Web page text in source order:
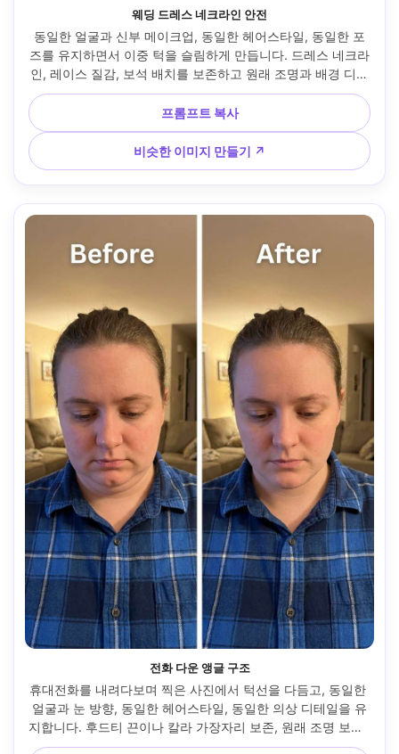
웨딩 드레스 네크라인 안전
동일한 얼굴과 신부 메이크업, 동일한 헤어스타일, 동일한 포
즈를 유지하면서 이중 턱을 슬림하게 만듭니다. 드레스 네크라
인, 레이스 질감, 보석 배치를 보존하고 원래 조명과 배경 디테
일을 보존 --ar 4:5
프롬프트 복사
비슷한 이미지 만들기 ↗
전화 다운 앵글 구조
휴대전화를 내려다보며 찍은 사진에서 턱선을 다듬고, 동일한
얼굴과 눈 방향, 동일한 헤어스타일, 동일한 의상 디테일을 유
지합니다. 후드티 끈이나 칼라 가장자리 보존, 원래 조명 보존,
배경 왜곡 방지 --ar 4:5